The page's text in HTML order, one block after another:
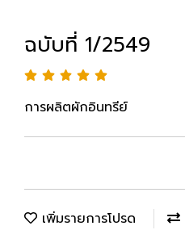
ฉบับที่ 1/2549
การผลิตผักอินทรีย์
เพิ่มรายการโปรด